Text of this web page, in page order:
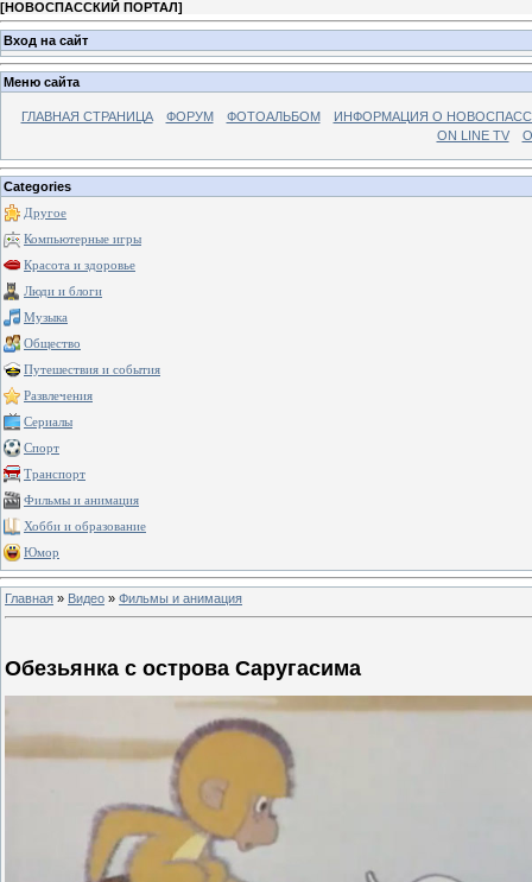
[НОВОСПАССКИЙ ПОРТАЛ]
Вход на сайт
Меню сайта
ГЛАВНАЯ СТРАНИЦА ФОРУМ ФОТОАЛЬБОМ
ИНФОРМАЦИЯ О
ON LINE TV
Categories
Другое
Компьютерные игры
Красота и здоровье
Люди и блоги
Музыка
Общество
Путешествия и события
Развлечения
Сериалы
Спорт
Транспорт
Фильмы и анимация
Хобби и образование
Юмор
Главная » Видео » Фильмы и анимация
Обезьянка с острова Саругасима